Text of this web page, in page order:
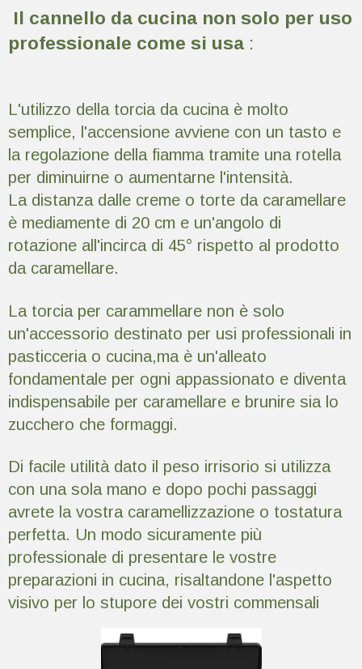
Il cannello da cucina non solo per uso
professionale come si usa :
L'utilizzo della torcia da cucina è molto
semplice, l'accensione avviene con un tasto e
la regolazione della fiamma tramite una rotella
per diminuirne o aumentarne l'intensità.
La distanza dalle creme o torte da caramellare
è mediamente di 20 cm e un'angolo di
rotazione all'incirca di 45° rispetto al prodotto
da caramellare.
La torcia per carammellare non è solo
un'accessorio destinato per usi professionali in
pasticceria o cucina,ma è un'alleato
fondamentale per ogni appassionato e diventa
indispensabile per caramellare e brunire sia lo
zucchero che formaggi.
Di facile utilità dato il peso irrisorio si utilizza
con una sola mano e dopo pochi passaggi
avrete la vostra caramellizzazione o tostatura
perfetta. Un modo sicuramente più
professionale di presentare le vostre
preparazioni in cucina, risaltandone l'aspetto
visivo per lo stupore dei vostri commensali